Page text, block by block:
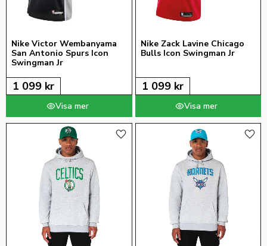
Nike Victor Wembanyama
San Antonio Spurs Icon
Swingman Jr
1 099 kr
Nike Zack Lavine Chicago
Bulls Icon Swingman Jr
1 099kr
Lägg till i favoriter